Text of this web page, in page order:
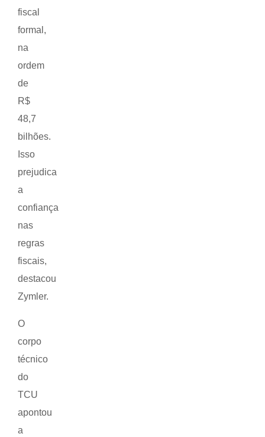
fiscal
formal,
na
ordem
de
R$
48,7
bilhões.
Isso
prejudica
a
confiança
nas
regras
fiscais,
destacou
Zymler.
O
corpo
técnico
do
TCU
apontou
a